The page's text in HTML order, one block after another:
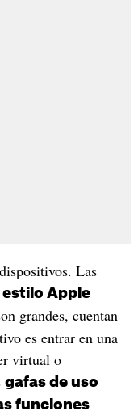
Las
Apple
grandes, cuentan
es entrar en una
virtual o
gafas de uso
funciones